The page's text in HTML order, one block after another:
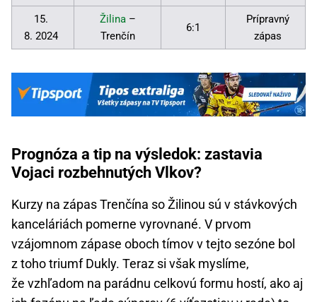
15.
8. 2024
Žilina–
Trenčín
6:1
Prípravný
zápas
Prognóza a tip na výsledok: zastavia
Vojaci rozbehnutých Vlkov?
Kurzy na zápas Trenčína so Žilinou sú v stávkových
kanceláriách pomerne vyrovnané. V prvom
vzájomnom zápase oboch tímov v tejto sezóne bol
z toho triumf Dukly. Teraz si však myslíme,
že vzhľadom na parádnu celkovú formu hostí, ako aj